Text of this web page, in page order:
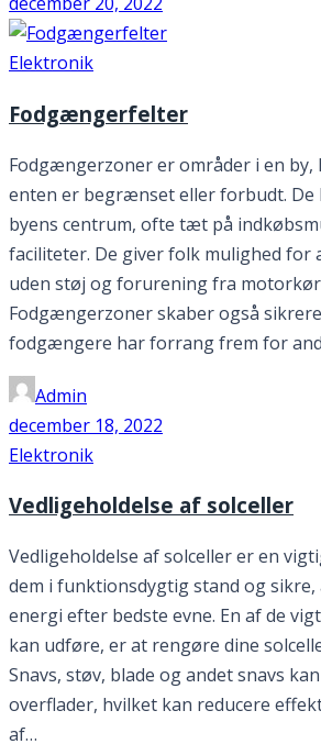
Elektronik
Fodgængerfelter
Fodgængerzoner er områder i en
enten er begrænset eller forbudt. De
byens centrum, ofte tæt på
faciliteter. De giver folk mulighed
uden støj og forurening fra
Fodgængerzoner skaber også
fodgængere har forrang frem for
Admin
december 18, 2022
Elektronik
Vedligeholdelse af solceller
Vedligeholdelse af solceller er en
dem i funktionsdygtig stand og
energi efter bedste evne. En af de
kan udføre, er at rengøre dine
Snavs, støv, blade og andet snavs
overflader, hvilket kan reducere
af…